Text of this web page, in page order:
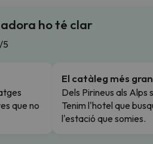
ho té clar
5
que no
El catàleg més gran
Dels Pirineus als Alps
Tenim l'hotel que
l'estació que somies.